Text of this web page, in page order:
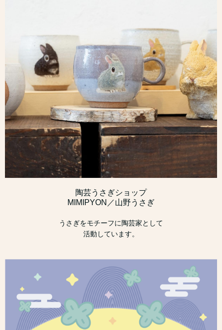
陶芸うさぎショップ
MIMIPYON／山野うさぎ
うさぎをモチーフに陶芸家として
活動しています。